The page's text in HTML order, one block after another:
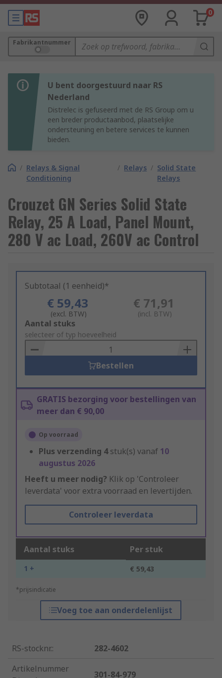
0
Fabrikantnummer
U bent doorgestuurd naar RS
Nederland
Distrelec is gefuseerd met de RS Group om u
een breder productaanbod, plaatselijke
ondersteuning en betere services te kunnen
bieden.
/ Relays & Signal
Conditioning
/ Relays / Solid State
Relays
Crouzet GN Series Solid State
Relay, 25 A Load, Panel Mount,
280 V ac Load, 260V ac Control
Subtotaal (1 eenheid)*
€ 59,43
(excl. BTW)
€ 71,91
(incl. BTW)
Add
to
Basket
Aantal stuks
selecteer of typ hoeveelheid
Bestellen
GRATIS bezorging voor bestellingen van
meer dan € 90,00
Op voorraad
Plus verzending 4stuk(s) vanaf 10
augustus 2026
Heeft u meer nodig? Klik op 'Controleer
leverdata' voor extra voorraad en levertijden.
Controleer leverdata
Aantal stuks Per stuk
1 + € 59,43
*prijsindicatie
Voeg toe aan onderdelenlijst
RS-stocknr.:
282-4602
Artikelnummer
301-84-979